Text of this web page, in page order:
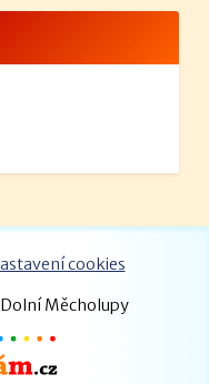
cookies
Měcholupy